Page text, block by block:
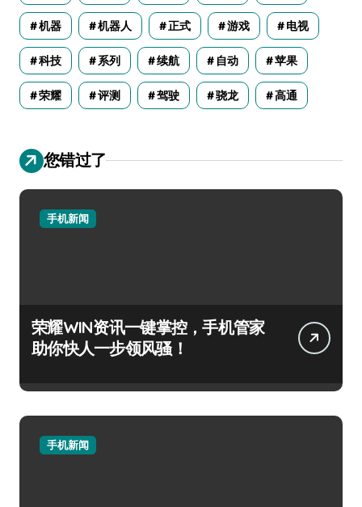
机器 机器人 正式 游戏 电视
科技 系列 续航 自动 苹果
荣耀 评测 驾驶 骁龙 高通
您错过了
手机新闻
荣耀WIN资讯一键掌控，手机管家
助你快人一步领风骚！
手机新闻